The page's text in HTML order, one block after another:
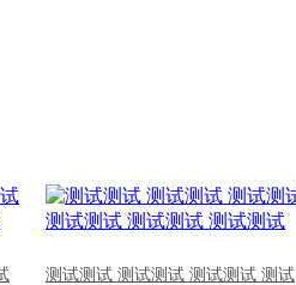
测试测试 测试测试 测试测试 测试